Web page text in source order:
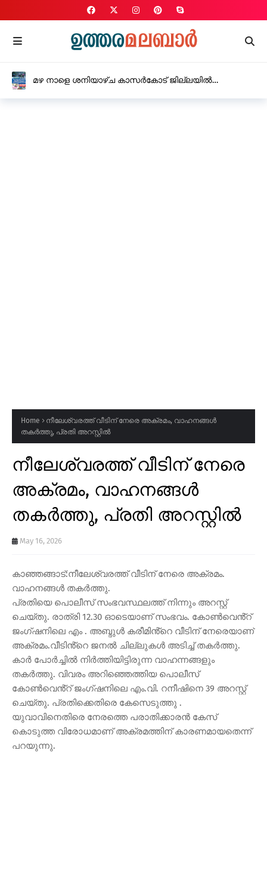
മഴ നാളെ ശനിയാഴ്ച കാസർകോട് ജില്ലയിൽ
Home
നീലേശ്വരത്ത് വീടിന് നേരെ അക്രമം, വാഹനങ്ങൾ
തകർത്തു, പ്രതി അറസ്റ്റിൽ
നീലേശ്വരത്ത് വീടിന് നേരെ
അക്രമം, വാഹനങ്ങൾ
തകർത്തു, പ്രതി അറസ്റ്റിൽ
May 16, 2026
കാഞ്ഞങ്ങാട്:നീലേശ്വരത്ത് വീടിന് നേരെ അക്രമം.
വാഹനങ്ങൾ തകർത്തു.
പ്രതിയെ പൊലീസ് സംഭവസ്ഥലത്ത് നിന്നും അറസ്റ്റ്
ചെയ്തു. രാത്രി 12.30 ഓടെയാണ് സംഭവം. കോൺവെൻ്റ്
ജംഗ്ഷനിലെ എം . അബ്ദുൾ കരീമിൻ്റെ വീടിന് നേരെയാണ്
അക്രമം.വീടിൻ്റെ ജനൽ ചില്ലുകൾ അടിച്ച് തകർത്തു.
കാർ പോർച്ചിൽ നിർത്തിയിട്ടിരുന്ന വാഹന്നങ്ങളും
തകർത്തു. വിവരം അറിഞ്ഞെത്തിയ പൊലീസ്
കോൺവെൻ്റ് ജംഗ്ഷനിലെ എം.വി. റനീഷിനെ 39 അറസ്റ്റ്
ചെയ്തു. പ്രതിക്കെതിരെ കേസെടുത്തു .
യുവാവിനെതിരെ നേരത്തെ പരാതിക്കാരൻ കേസ്
കൊടുത്ത വിരോധമാണ് അക്രമത്തിന് കാരണമായതെന്ന്
പറയുന്നു.